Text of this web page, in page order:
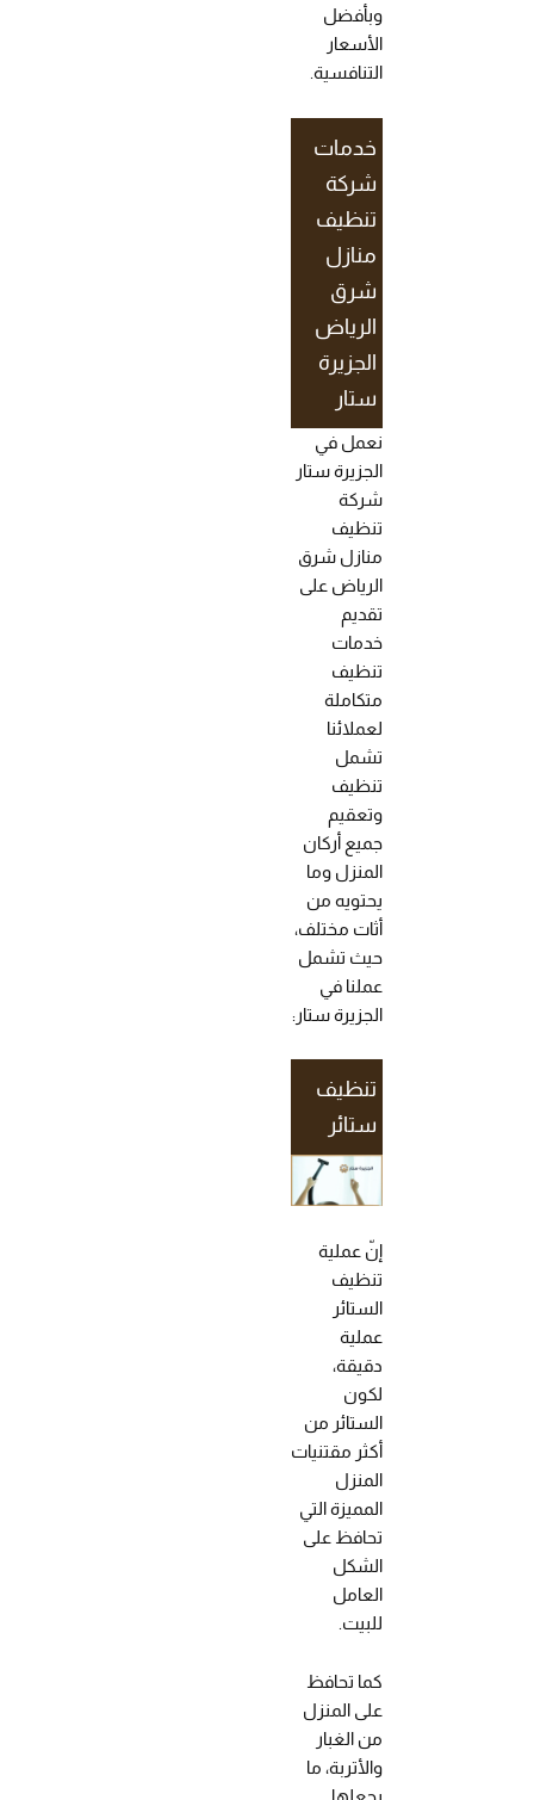
وبأفضل
الأسعار
التنافسية.
خدمات
شركة
تنظيف
منازل
شرق
الرياض
الجزيرة
ستار
نعمل في
الجزيرة ستار
شركة
تنظيف
منازل شرق
الرياض على
تقديم
خدمات
تنظيف
متكاملة
لعملائنا
تشمل
تنظيف
وتعقيم
جميع أركان
المنزل وما
يحتويه من
أثات مختلف،
حيث تشمل
عملنا في
الجزيرة ستار:
تنظيف
ستائر
إنّ عملية
تنظيف
الستائر
عملية
دقيقة،
لكون
الستائر من
أكثر مقتنيات
المنزل
المميزة التي
تحافظ على
الشكل
العامل
للبيت.
كما تحافظ
على المنزل
من الغبار
والأتربة، ما